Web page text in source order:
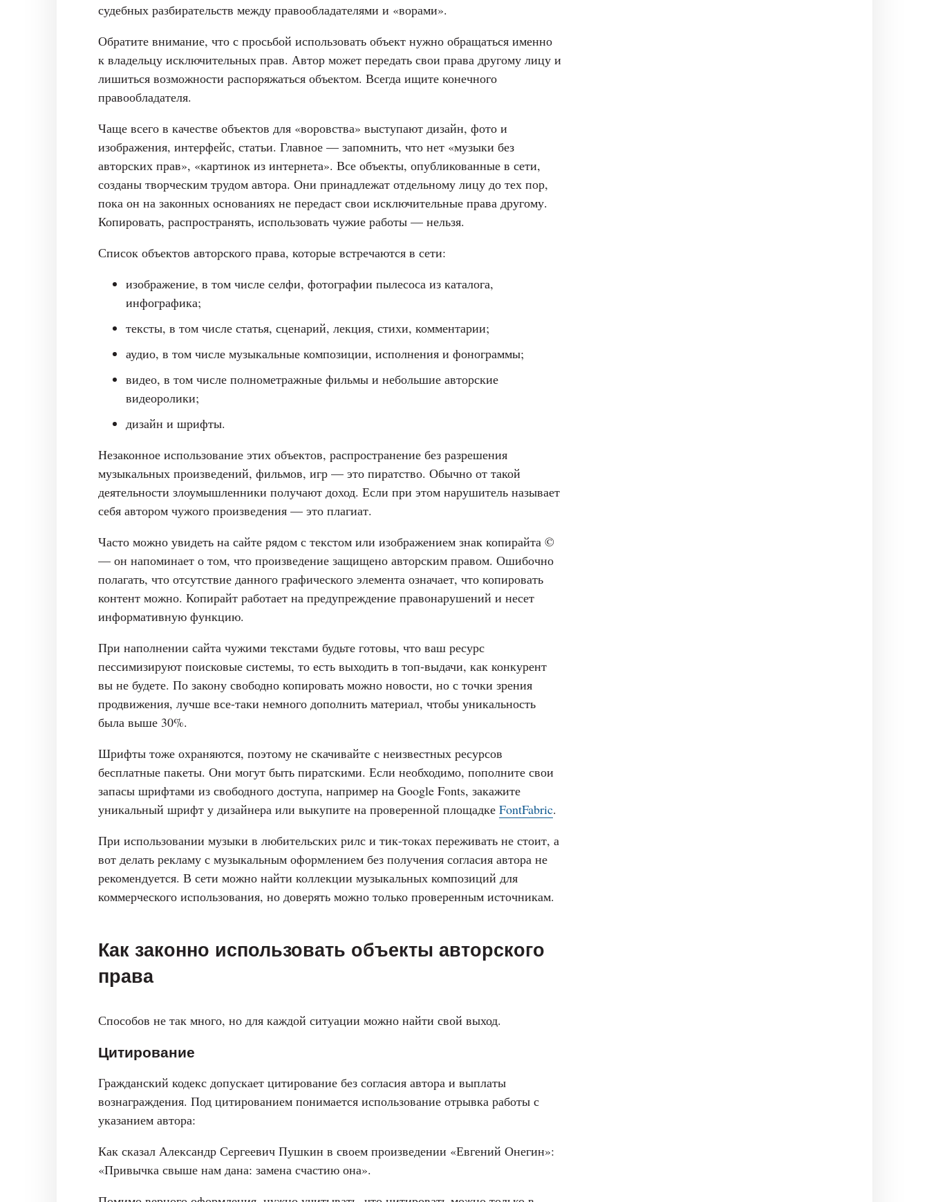
судебных разбирательств между правообладателями и «ворами».
Обратите внимание, что с просьбой использовать объект нужно обращаться именно
к владельцу исключительных прав. Автор может передать свои права другому лицу и
лишиться возможности распоряжаться объектом. Всегда ищите конечного
правообладателя.
Чаще всего в качестве объектов для «воровства» выступают дизайн, фото и
изображения, интерфейс, статьи. Главное — запомнить, что нет «музыки без
авторских прав», «картинок из интернета». Все объекты, опубликованные в сети,
созданы творческим трудом автора. Они принадлежат отдельному лицу до тех пор,
пока он на законных основаниях не передаст свои исключительные права другому.
Копировать, распространять, использовать чужие работы — нельзя.
Список объектов авторского права, которые встречаются в сети:
изображение, в том числе селфи, фотографии пылесоса из каталога,
инфографика;
тексты, в том числе статья, сценарий, лекция, стихи, комментарии;
аудио, в том числе музыкальные композиции, исполнения и фонограммы;
видео, в том числе полнометражные фильмы и небольшие авторские
видеоролики;
дизайн и шрифты.
Незаконное использование этих объектов, распространение без разрешения
музыкальных произведений, фильмов, игр — это пиратство. Обычно от такой
деятельности злоумышленники получают доход. Если при этом нарушитель называет
себя автором чужого произведения — это плагиат.
Часто можно увидеть на сайте рядом с текстом или изображением знак копирайта ©
— он напоминает о том, что произведение защищено авторским правом. Ошибочно
полагать, что отсутствие данного графического элемента означает, что копировать
контент можно. Копирайт работает на предупреждение правонарушений и несет
информативную функцию.
При наполнении сайта чужими текстами будьте готовы, что ваш ресурс
пессимизируют поисковые системы, то есть выходить в топ-выдачи, как конкурент
вы не будете. По закону свободно копировать можно новости, но с точки зрения
продвижения, лучше все-таки немного дополнить материал, чтобы уникальность
была выше 30%.
Шрифты тоже охраняются, поэтому не скачивайте с неизвестных ресурсов
бесплатные пакеты. Они могут быть пиратскими. Если необходимо, пополните свои
запасы шрифтами из свободного доступа, например на Google Fonts, закажите
уникальный шрифт у дизайнера или выкупите на проверенной площадке FontFabric.
При использовании музыки в любительских рилс и тик-токах переживать не стоит, а
вот делать рекламу с музыкальным оформлением без получения согласия автора не
рекомендуется. В сети можно найти коллекции музыкальных композиций для
коммерческого использования, но доверять можно только проверенным источникам.
Как законно использовать объекты авторского
права
Способов не так много, но для каждой ситуации можно найти свой выход.
Цитирование
Гражданский кодекс допускает цитирование без согласия автора и выплаты
вознаграждения. Под цитированием понимается использование отрывка работы с
указанием автора:
Как сказал Александр Сергеевич Пушкин в своем произведении «Евгений Онегин»:
«Привычка свыше нам дана: замена счастию она».